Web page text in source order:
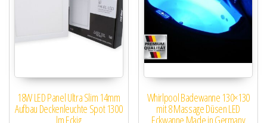
18W LED Panel Ultra Slim 14mm
Aufbau Deckenleuchte Spot 1300
lm Eckig
Whirlpool Badewanne 130×130
mit 8 Massage Düsen LED
Eckwanne Made in Germany